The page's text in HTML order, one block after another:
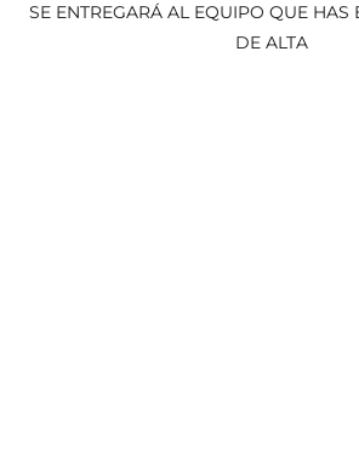
SE ENTREGARÁ AL EQUIPO QUE HAS
DE ALTA